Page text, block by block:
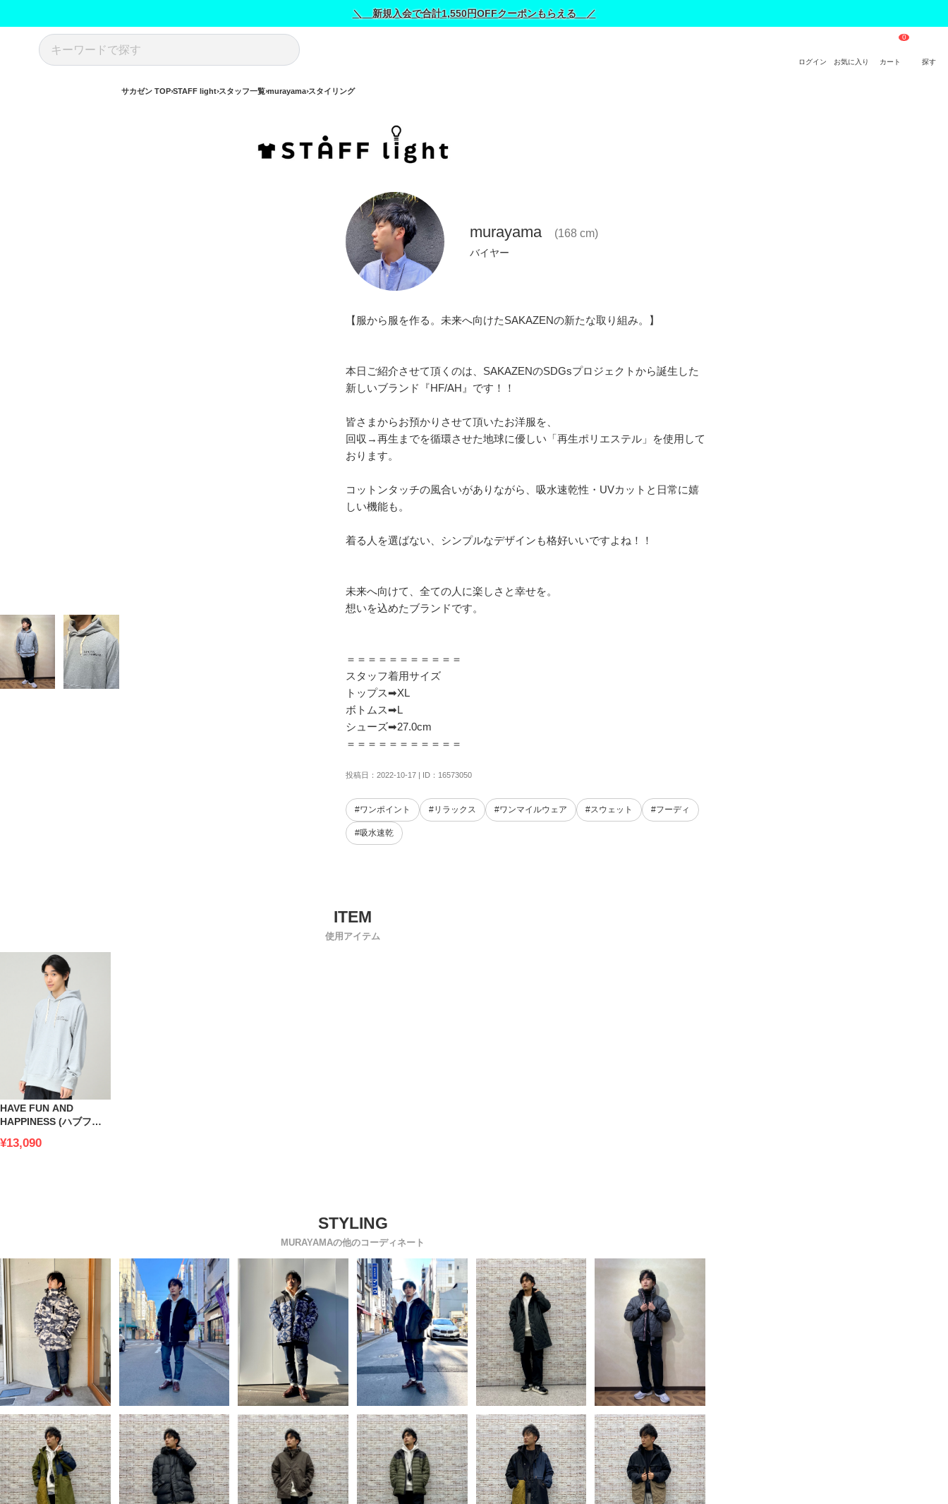
＼ 新規入会で合計1,550円OFFクーポンもらえる ／
ログイン お気に入り カート 探す
サカゼン TOP STAFF light スタッフ一覧 murayama スタイリング
murayama (168 cm)
バイヤー
【服から服を作る。未来へ向けたSAKAZENの新たな取り組み。】
本日ご紹介させて頂くのは、SAKAZENのSDGsプロジェクトから誕生した
新しいブランド『HF/AH』です！！
皆さまからお預かりさせて頂いたお洋服を、
回収→再生までを循環させた地球に優しい「再生ポリエステル」を使用して
おります。
コットンタッチの風合いがありながら、吸水速乾性・UVカットと日常に嬉
しい機能も。
着る人を選ばない、シンプルなデザインも格好いいですよね！！
未来へ向けて、全ての人に楽しさと幸せを。
想いを込めたブランドです。
＝＝＝＝＝＝＝＝＝＝＝
スタッフ着用サイズ
トップス➡XL
ボトムス➡L
シューズ➡27.0cm
＝＝＝＝＝＝＝＝＝＝＝
投稿日：2022-10-17 | ID：16573050
#ワンポイント #リラックス #ワンマイルウェア #スウェット #フーディ
#吸水速乾
使用アイテム
HAVE FUN AND
HAPPINESS (ハブファ
ェット プルオーバー パ
¥13,090
MURAYAMAの他のコーディネート